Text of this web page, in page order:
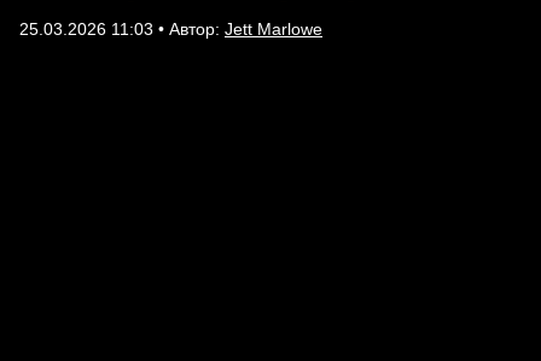
25.03.2026 11:03 • Автор: Jett Marlowe